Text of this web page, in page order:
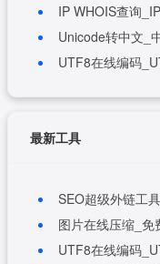
IP WHOIS查询
Unicode转中文_
UTF8在线编码
最新工具
SEO超级外链工
图片在线压缩_
UTF8在线编码